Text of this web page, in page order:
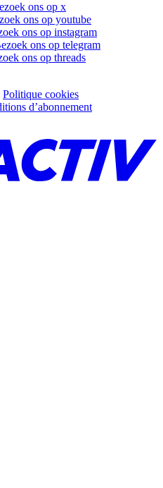
ons op x
ons op youtube
ons op instagram
ons op telegram
ons op threads
Politique cookies
d’abonnement